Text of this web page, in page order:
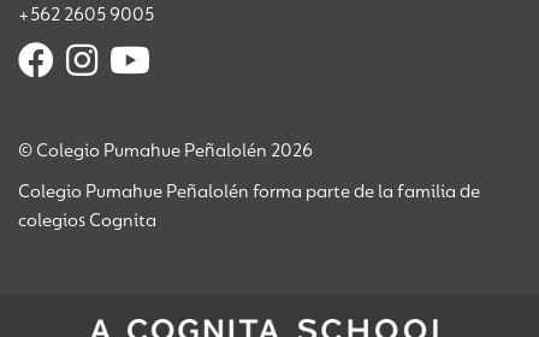
+562 2605 9005
© Colegio Pumahue Peñalolén 2026
Colegio Pumahue Peñalolén forma parte de la familia de
colegios Cognita